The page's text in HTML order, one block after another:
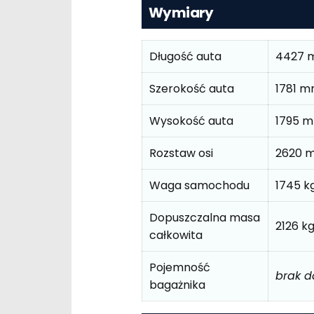
Wymiary
Długość auta
4427
Szerokość auta
1781
Wysokość auta
1795
Rozstaw osi
2620
Waga samochodu
1745
Dopuszczalna masa
całkowita
2126 kg
Pojemność
bagażnika
brak